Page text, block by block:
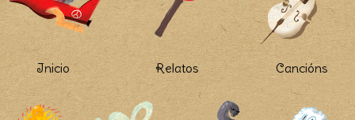
Inicio Relatos Cancións